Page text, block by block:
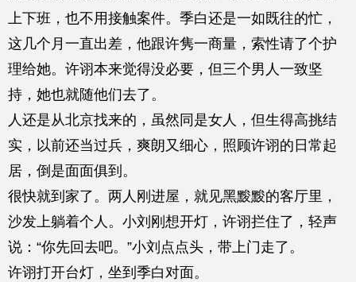
上下班，也不用接触案件。季白还是一如既往的忙，
这几个月一直出差，他跟许隽一商量，索性请了个护
理给她。许诩本来觉得没必要，但三个男人一致坚
持，她也就随他们去了。
人还是从北京找来的，虽然同是女人，但生得高挑结
实，以前还当过兵，爽朗又细心，照顾许诩的日常起
居，倒是面面俱到。
很快就到家了。两人刚进屋，就见黑黢黢的客厅里，
沙发上躺着个人。小刘刚想开灯，许诩拦住了，轻声
说：“你先回去吧。”小刘点点头，带上门走了。
许诩打开台灯，坐到季白对面。